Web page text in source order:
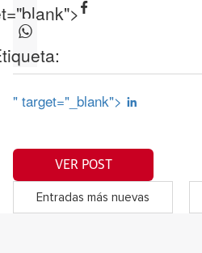
" target="_blank">
VER POST
Entradas más nuevas